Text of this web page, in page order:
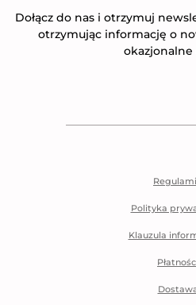
Dołącz do nas i otrzymuj
otrzymując informację o
okazjonalne
Polityka
Klauzula